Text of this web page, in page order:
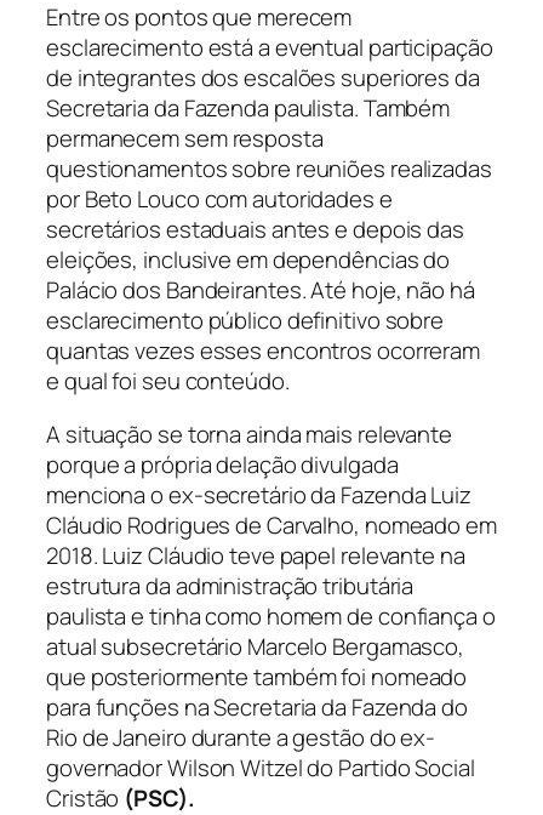
Entre os pontos que merecem
esclarecimento está a eventual participação
de integrantes dos escalões superiores da
Secretaria da Fazenda paulista. Também
permanecem sem resposta
questionamentos sobre reuniões realizadas
por Beto Louco com autoridades e
secretários estaduais antes e depois das
eleições, inclusive em dependências do
Palácio dos Bandeirantes. Até hoje, não há
esclarecimento público definitivo sobre
quantas vezes esses encontros ocorreram
e qual foi seu conteúdo.
A situação se torna ainda mais relevante
porque a própria delação divulgada
menciona o ex-secretário da Fazenda Luiz
Cláudio Rodrigues de Carvalho, nomeado em
2018. Luiz Cláudio teve papel relevante na
estrutura da administração tributária
paulista e tinha como homem de confiança o
atual subsecretário Marcelo Bergamasco,
que posteriormente também foi nomeado
para funções na Secretaria da Fazenda do
Rio de Janeiro durante a gestão do ex-
governador Wilson Witzel do Partido Social
Cristão (PSC).